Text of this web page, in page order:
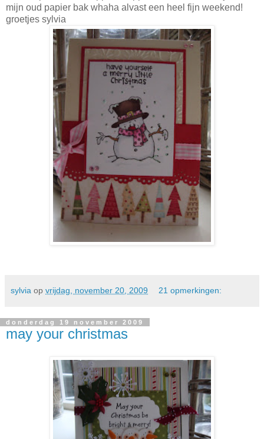
mijn oud papier bak whaha alvast een heel fijn weekend!
groetjes sylvia
sylvia op vrijdag, november 20, 2009 21 opmerkingen:
donderdag 19 november 2009
may your christmas